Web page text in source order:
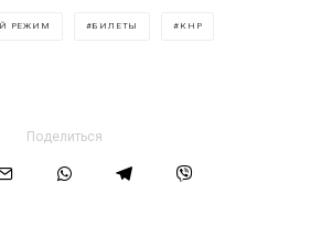
РЕЖИМ БИЛЕТЫ КНР
Поделиться